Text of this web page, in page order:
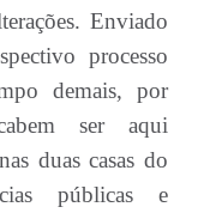
Enviado
processo
demais, por
ser aqui
duas casas do
públicas e